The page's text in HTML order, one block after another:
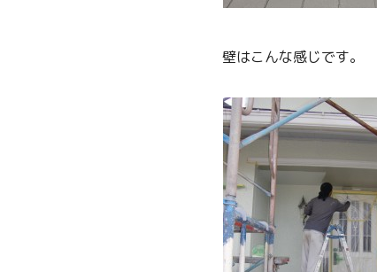
壁はこんな感じです。